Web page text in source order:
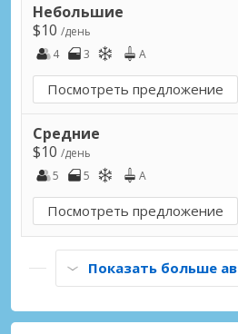
Небольшие
$10 /день
4
3 A
Посмотреть предложение
Средние
$10 /день
5
5 A
Посмотреть предложение
Показать больше